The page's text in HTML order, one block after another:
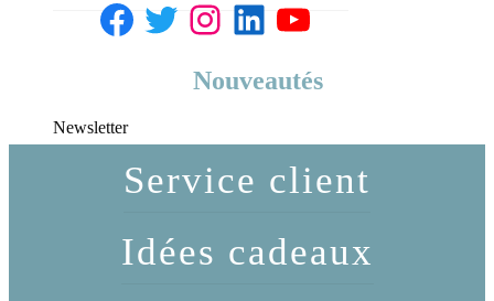
a
n
s
d
n
d
t
Nouveautés
Newsletter
Service client
Idées cadeaux